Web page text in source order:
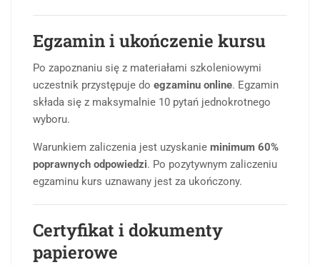
Egzamin i ukończenie kursu
Po zapoznaniu się z materiałami szkoleniowymi
uczestnik przystępuje do egzaminu online. Egzamin
składa się z maksymalnie 10 pytań jednokrotnego
wyboru.
Warunkiem zaliczenia jest uzyskanie minimum 60%
poprawnych odpowiedzi. Po pozytywnym zaliczeniu
egzaminu kurs uznawany jest za ukończony.
Certyfikat i dokumenty
papierowe